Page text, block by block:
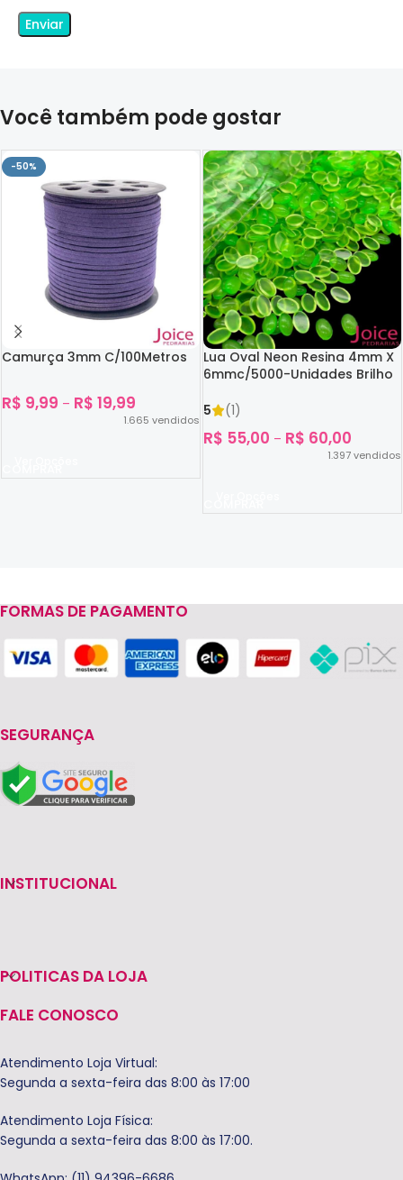
Você também pode gostar
-50%
Camurça 3mm C/100Metros
R$ 9,99 – R$ 19,99
1.665 vendidos
Lua Oval Neon Resina 4mm X
6mmc/5000-Unidades Brilho
5
(1)
R$ 55,00 – R$ 60,00
1.397vendidos
Read more
FORMAS DE PAGAMENTO
SEGURANÇA
INSTITUCIONAL
POLITICAS DA LOJA
FALE CONOSCO
Atendimento Loja Virtual:
Segunda a sexta-feira das 8:00 às 17:00
Atendimento Loja Física:
Segunda a sexta-feira das 8:00 às 17:00.